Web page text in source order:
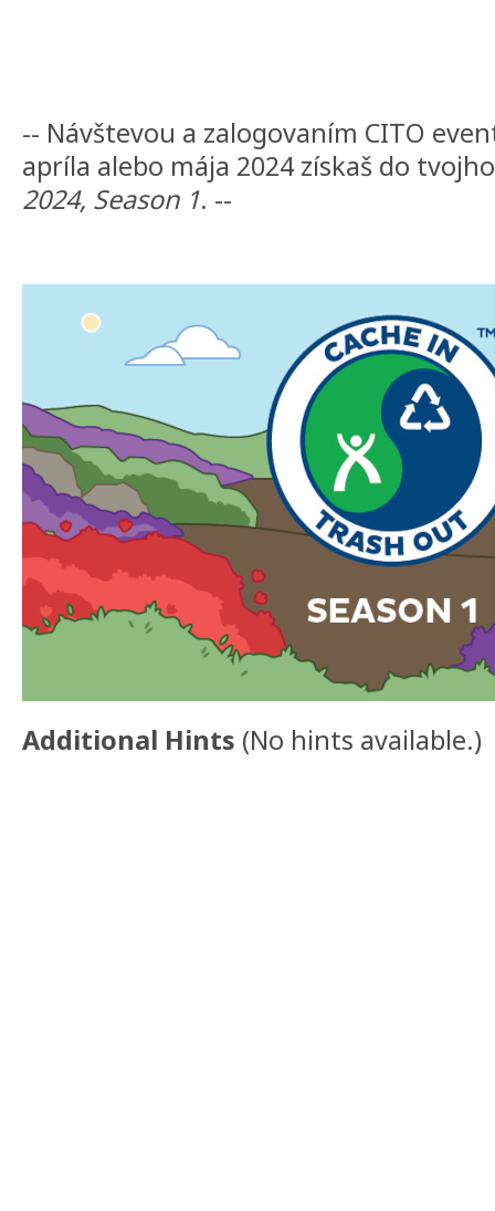
-- Návštevou a zalogovaním CITO
apríla alebo mája 2024 získaš do
2024, Season 1. --
Additional Hints (No hints available.)